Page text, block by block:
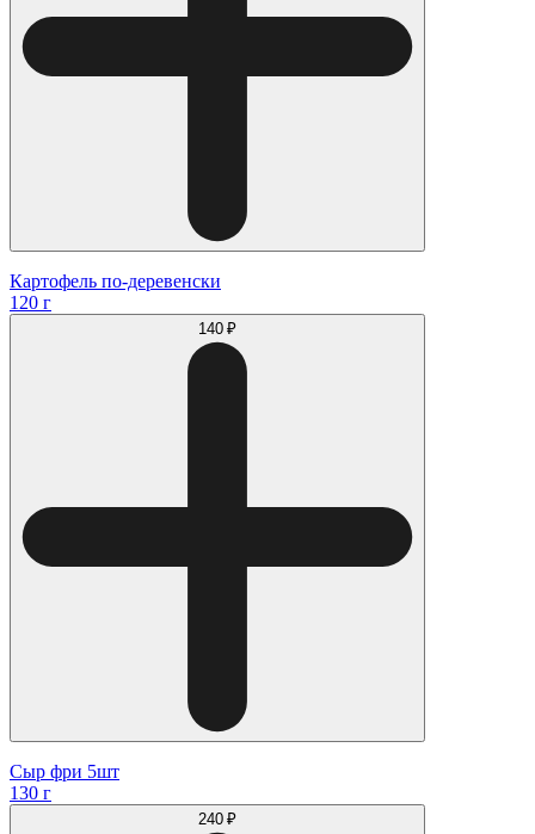
Картофель по-деревенски
120 г
140 ₽
Сыр фри 5шт
130 г
240 ₽